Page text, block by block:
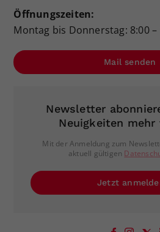
Öffnungszeiten:
Montag bis Donnerstag: 8:00 –
Mail senden
Newsletter
Neuigkeiten mehr
Mit der Anmeldung zum
aktuell gültigen
Jetzt